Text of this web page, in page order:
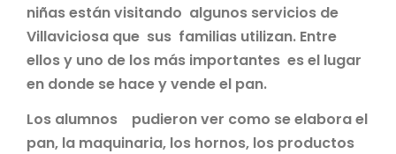
niñas están visitando algunos servicios de
Villaviciosa que sus familias utilizan. Entre
ellos y uno de los más importantes es el lugar
en donde se hace y vende el pan.
Los alumnos pudieron ver como se elabora el
pan, la maquinaria, los hornos, los productos